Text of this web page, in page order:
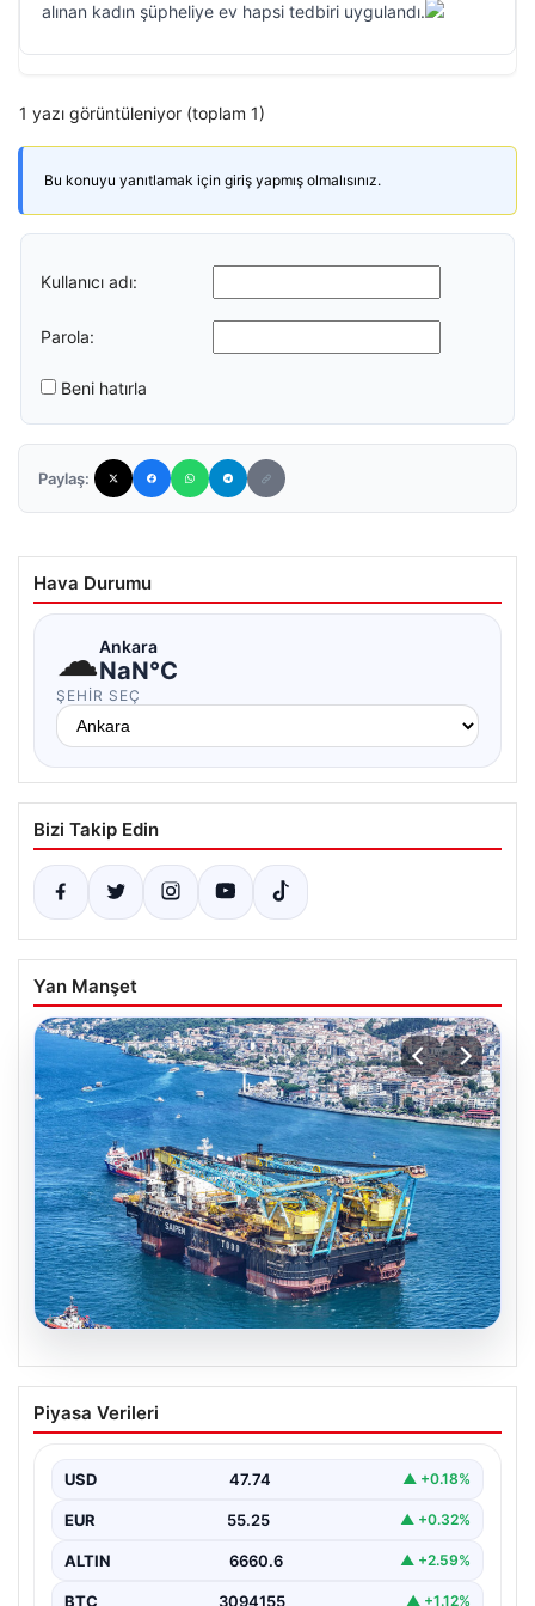
alınan kadın şüpheliye ev hapsi tedbiri uygulandı.
1 yazı görüntüleniyor (toplam 1)
Bu konuyu yanıtlamak için giriş yapmış olmalısınız.
Kullanıcı adı:
Parola:
Beni hatırla
Paylaş:
Hava Durumu
☁Ankara
NaN°C
ŞEHIR SEÇ
Bizi Takip Edin
Yan Manşet
İstanbul Boğazı’ndan bir dev geçti.
Köprülerin altından geçebilmek için
Piyasa Verileri
USD 47.74 ▲ +0.18%
EUR 55.25 ▲ +0.32%
ALTIN 6660.6 ▲ +2.59%
BTC 3094155 ▲ +1.12%